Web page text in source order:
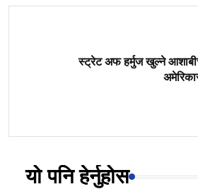
स्ट्रेट अफ हर्मुज खुल्ने
यो पनि हेर्नुहोस